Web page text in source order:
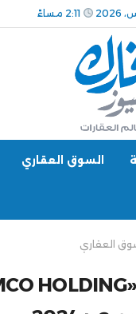
السوق العقاري
العقاري